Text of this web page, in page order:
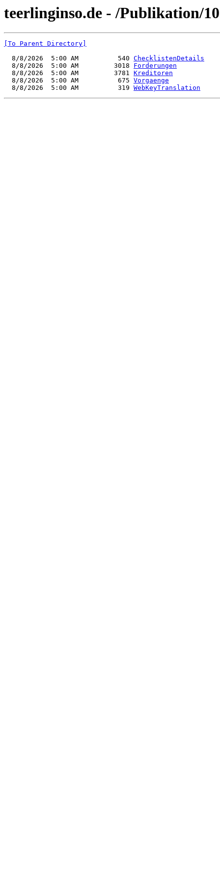
teerlinginso.de - /Publikation/
[To Parent Directory]
  8/8/2026  5:00 AM          540
ChecklistenDetails
  8/8/2026  5:00 AM         3018
Forderungen
  8/8/2026  5:00 AM         3781
Kreditoren
  8/8/2026  5:00 AM          675
Vorgaenge
  8/8/2026  5:00 AM          319
WebKeyTranslation